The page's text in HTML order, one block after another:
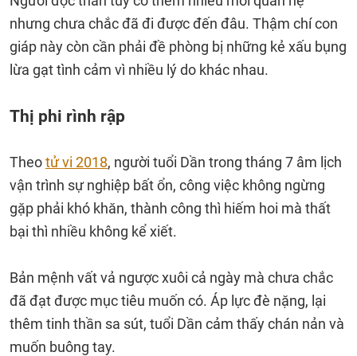
nhưng chưa chắc đã đi được đến đâu. Thậm chí con
giáp này còn cần phải đề phòng bị những kẻ xấu bụng
lừa gạt tình cảm vì nhiều lý do khác nhau.
Thị phi rình rập
Theotử vi 2018, người tuổi Dần trong tháng 7 âm lịch
vận trình sự nghiệp bất ổn, công việc không ngừng
gặp phải khó khăn, thành công thì hiếm hoi mà thất
bại thì nhiều không kể xiết.
Bản mệnh vất vả ngược xuôi cả ngày mà chưa chắc
đã đạt được mục tiêu muốn có. Áp lực đè nặng, lại
thêm tinh thần sa sút, tuổi Dần cảm thấy chán nản và
muốn buông tay.